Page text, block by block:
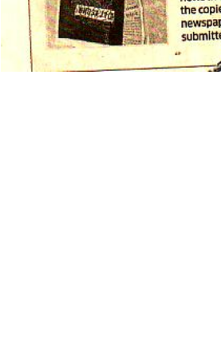
સમુદાયનું પ્રદર્શન